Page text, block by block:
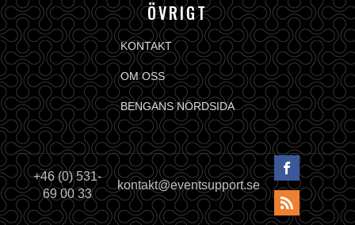
ÖVRIGT
KONTAKT
OM OSS
BENGANS NÖRDSIDA
+46 (0) 531-
69 00 33
kontakt@eventsupport.se